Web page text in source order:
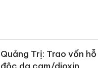
Quảng Trị: Trao vốn